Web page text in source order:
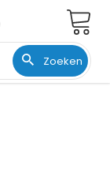
Zoeken